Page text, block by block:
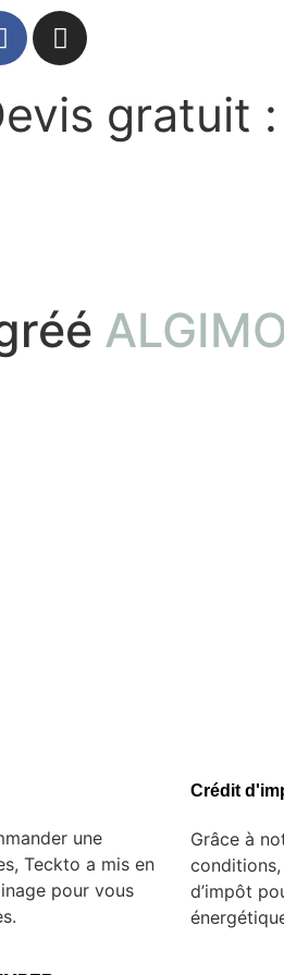
gratuit :
une
Teckto a mis en
pour vous
Crédit
Grâce à
d’impôt